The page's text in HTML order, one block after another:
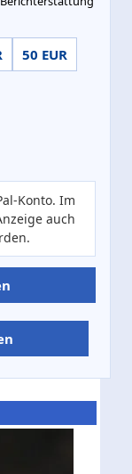
50 EUR
Konto. Im
auch